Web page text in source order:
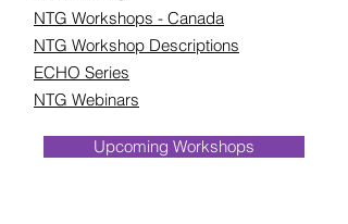
NTG Workshops - Canada
NTG Workshop Descriptions
ECHO Series
NTG Webinars
Upcoming Workshops